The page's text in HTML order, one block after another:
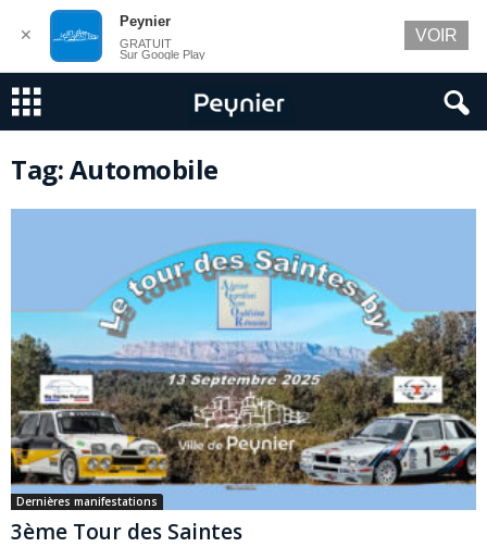
Tag: Automobile
Dernières manifestations
3ème Tour des Saintes
✕
Peynier
GRATUIT
Sur Google Play
VOIR